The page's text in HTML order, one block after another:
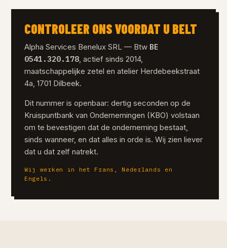
CONTROLEER ONS VOORDAT U BELT
Alpha Services Benelux SRL — Btw BE
0541.320.178, actief sinds 2014,
maatschappelijke zetel en atelier Herdebeekstraat
4a, 1701 Dilbeek.
Dit nummer is openbaar: dertig seconden op de
Kruispuntbank van Ondernemingen (KBO) volstaan
om te bevestigen dat de onderneming bestaat,
sinds wanneer, en dat alles in orde is. Wij zien liever
dat u dat zelf natrekt.
Wij werken in het Frans, Nederlands en
Engels.